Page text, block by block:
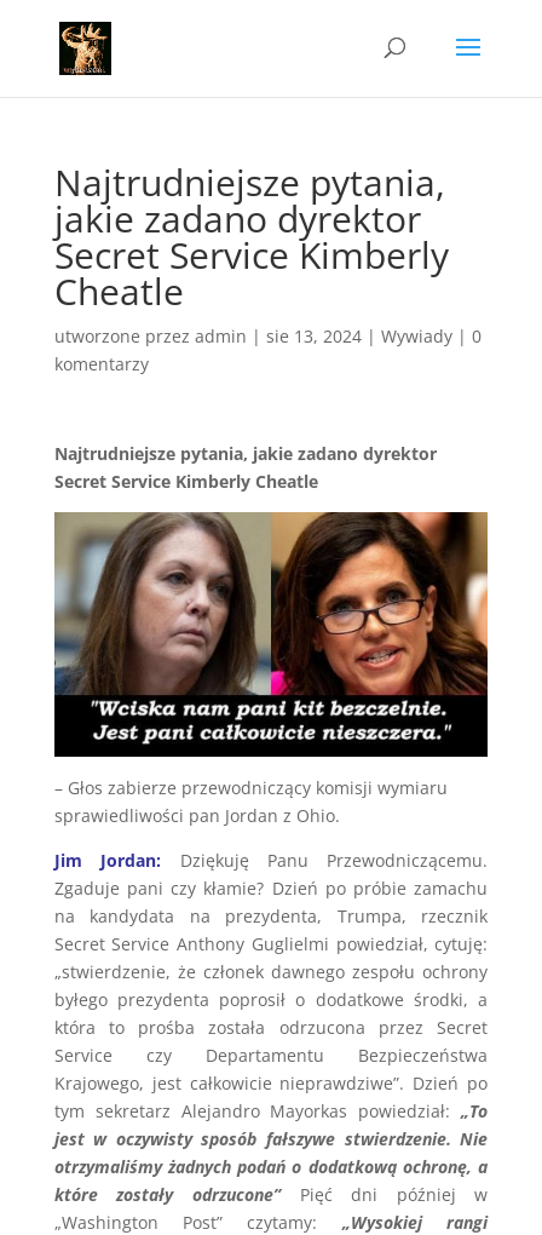
Najtrudniejsze pytania,
jakie zadano dyrektor
Secret Service Kimberly
Cheatle
utworzone przez admin | sie 13, 2024| Wywiady| 0
komentarzy
Najtrudniejsze pytania, jakie zadano dyrektor
Secret Service Kimberly Cheatle
– Głos zabierze przewodniczący komisji wymiaru
sprawiedliwości pan Jordan z Ohio.
Jim Jordan: Dziękuję Panu Przewodniczącemu.
Zgaduje pani czy kłamie? Dzień po próbie zamachu
na kandydata na prezydenta, Trumpa, rzecznik
Secret Service Anthony Guglielmi powiedział, cytuję:
„stwierdzenie, że członek dawnego zespołu ochrony
byłego prezydenta poprosił o dodatkowe środki, a
która to prośba została odrzucona przez Secret
Service czy Departamentu Bezpieczeństwa
Krajowego, jest całkowicie nieprawdziwe”. Dzień po
tym sekretarz Alejandro Mayorkas powiedział:„To
jest w oczywisty sposób fałszywe stwierdzenie. Nie
otrzymaliśmy żadnych podań o dodatkową ochronę, a
które zostały odrzucone”Pięć dni później w
„Washington Post” czytamy: „Wysokiej rangi